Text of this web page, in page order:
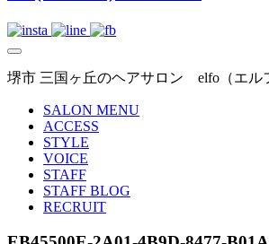
堺市 三国ヶ丘のヘアサロン elfo（エル
SALON MENU
ACCESS
STYLE
VOICE
STAFF
STAFF BLOG
RECRUIT